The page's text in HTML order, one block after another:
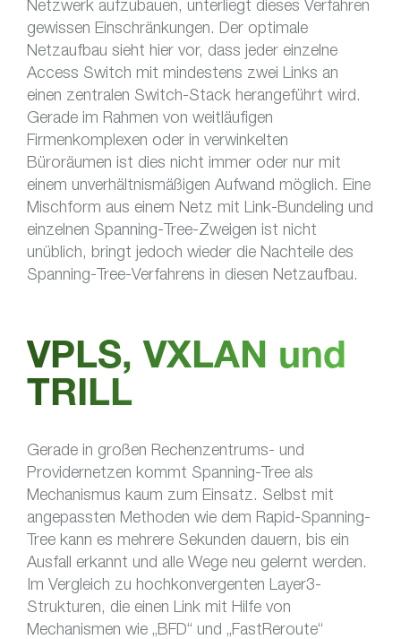
Netzwerk aufzubauen, unterliegt dieses Verfahren
gewissen Einschränkungen. Der optimale
Netzaufbau sieht hier vor, dass jeder einzelne
Access Switch mit mindestens zwei Links an
einen zentralen Switch-Stack herangeführt wird.
Gerade im Rahmen von weitläufigen
Firmenkomplexen oder in verwinkelten
Büroräumen ist dies nicht immer oder nur mit
einem unverhältnismäßigen Aufwand möglich. Eine
Mischform aus einem Netz mit Link-Bundeling und
einzelnen Spanning-Tree-Zweigen ist nicht
unüblich, bringt jedoch wieder die Nachteile des
Spanning-Tree-Verfahrens in diesen Netzaufbau.
VPLS, VXLAN und
TRILL
Gerade in großen Rechenzentrums- und
Providernetzen kommt Spanning-Tree als
Mechanismus kaum zum Einsatz. Selbst mit
angepassten Methoden wie dem Rapid-Spanning-
Tree kann es mehrere Sekunden dauern, bis ein
Ausfall erkannt und alle Wege neu gelernt werden.
Im Vergleich zu hochkonvergenten Layer3-
Strukturen, die einen Link mit Hilfe von
Mechanismen wie „BFD“ und „FastReroute“